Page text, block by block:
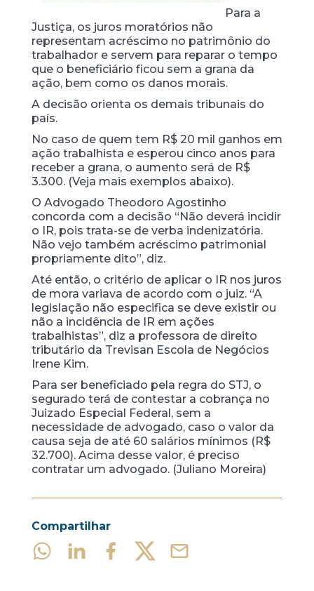
Para a
Justiça, os juros moratórios não
representam acréscimo no patrimônio do
trabalhador e servem para reparar o tempo
que o beneficiário ficou sem a grana da
ação, bem como os danos morais.
A decisão orienta os demais tribunais do
país.
No caso de quem tem R$ 20 mil ganhos em
ação trabalhista e esperou cinco anos para
receber a grana, o aumento será de R$
3.300. (Veja mais exemplos abaixo).
O Advogado Theodoro Agostinho
concorda com a decisão “Não deverá incidir
o IR, pois trata-se de verba indenizatória.
Não vejo também acréscimo patrimonial
propriamente dito”, diz.
Até então, o critério de aplicar o IR nos juros
de mora variava de acordo com o juiz. “A
legislação não especifica se deve existir ou
não a incidência de IR em ações
trabalhistas”, diz a professora de direito
tributário da Trevisan Escola de Negócios
Irene Kim.
Para ser beneficiado pela regra do STJ, o
segurado terá de contestar a cobrança no
Juizado Especial Federal, sem a
necessidade de advogado, caso o valor da
causa seja de até 60 salários mínimos (R$
32.700). Acima desse valor, é preciso
contratar um advogado. (Juliano Moreira)
Compartilhar